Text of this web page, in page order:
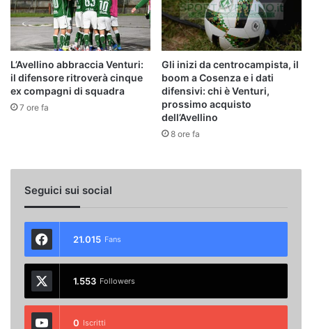
L’Avellino abbraccia Venturi:
il difensore ritroverà cinque
ex compagni di squadra
7 ore fa
Gli inizi da centrocampista, il
boom a Cosenza e i dati
difensivi: chi è Venturi,
prossimo acquisto
dell’Avellino
8 ore fa
Seguici sui social
21.015 Fans
1.553 Followers
0 Iscritti